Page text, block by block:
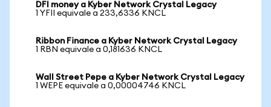
DFI money a Kyber Network Crystal Legacy
1 YFII equivale a 233,6336 KNCL
Ribbon Finance a Kyber Network Crystal Legacy
1 RBN equivale a 0,181636 KNCL
Wall Street Pepe a Kyber Network Crystal Legacy
1 WEPE equivale a 0,00004746 KNCL